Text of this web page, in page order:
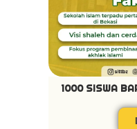
Akhlaq Terpuji
1000 SISWA